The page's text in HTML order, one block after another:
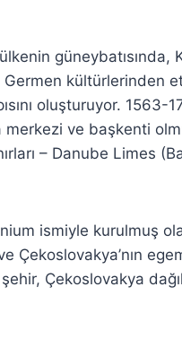
güneybatısında,
Germen
oluşturuyor. 1563-
merkezi ve başkenti
– Danube Limes
ismiyle kurulmuş
Çekoslovakya’nın
Çekoslovakya